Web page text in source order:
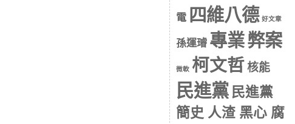
電 四維八德 好文章
孫運璿 專業弊案
微軟 柯文哲 核能
民進黨 民進黨
簡史 人渣 黑心 腐